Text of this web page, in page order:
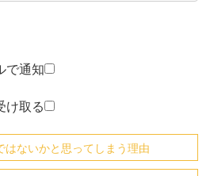
で通知
け取る
はないかと思ってしまう理由